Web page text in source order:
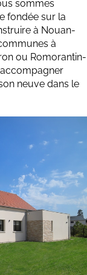
sommes
fondée sur la
à Nouan-
à
ou Romorantin-
neuve dans le